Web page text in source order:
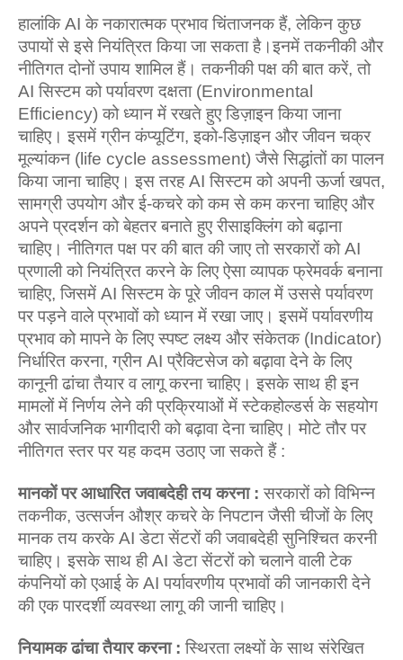
हालांकि AI के नकारात्मक प्रभाव चिंताजनक हैं, लेकिन कुछ
उपायों से इसे नियंत्रित किया जा सकता है।इनमें तकनीकी और
नीतिगत दोनों उपाय शामिल हैं। तकनीकी पक्ष की बात करें, तो
AI सिस्टम को पर्यावरण दक्षता (Environmental
Efficiency) को ध्यान में रखते हुए डिज़ाइन किया जाना
चाहिए। इसमें ग्रीन कंप्यूटिंग, इको-डिज़ाइन और जीवन चक्र
मूल्यांकन (life cycle assessment) जैसे सिद्धांतों का पालन
किया जाना चाहिए। इस तरह AI सिस्टम को अपनी ऊर्जा खपत,
सामग्री उपयोग और ई-कचरे को कम से कम करना चाहिए और
अपने प्रदर्शन को बेहतर बनाते हुए रीसाइक्लिंग को बढ़ाना
चाहिए। नीतिगत पक्ष पर की बात की जाए तो सरकारों को AI
प्रणाली को नियंत्रित करने के लिए ऐसा व्यापक फ्रेमवर्क बनाना
चाहिए, जिसमें AI सिस्टम के पूरे जीवन काल में उससे पर्यावरण
पर पड़ने वाले प्रभावों को ध्यान में रखा जाए। इसमें पर्यावरणीय
प्रभाव को मापने के लिए स्पष्ट लक्ष्य और संकेतक (Indicator)
निर्धारित करना, ग्रीन AI प्रैक्टिसेज को बढ़ावा देने के लिए
कानूनी ढांचा तैयार व लागू करना चाहिए। इसके साथ ही इन
मामलों में निर्णय लेने की प्रक्रियाओं में स्‍टेकहोल्‍डर्स के सहयोग
और सार्वजनिक भागीदारी को बढ़ावा देना चाहिए। मोटे तौर पर
नीतिगत स्‍तर पर यह कदम उठाए जा सकते हैं :
मानकों पर आधारित जवाबदेही तय करना : सरकारों को विभिन्‍न
तकनीक, उत्‍सर्जन औश्र कचरे के निपटान जैसी चीजों के लिए
मानक तय करके AI डेटा सेंटरों की जवाबदेही सुनिश्चित करनी
चाहिए। इसके साथ ही AI डेटा सेंटरों को चलाने वाली टेक
कंपनियों को एआई के AI पर्यावरणीय प्रभावों की जानकारी देने
की एक पारदर्शी व्‍यवस्‍था लागू की जानी चाहिए।
नियामक ढांचा तैयार करना : स्थिरता लक्ष्यों के साथ संरेखित